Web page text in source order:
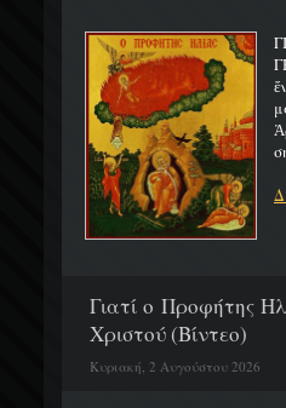
Γιατί ο Προφήτης
Χριστού (Βίντεο)
Κυριακή, 2 Αυγούστου 2026